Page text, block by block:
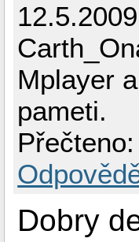
Mplayer
pameti.
Dobry